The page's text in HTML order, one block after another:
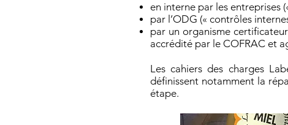
en interne par les entreprises
par l’ODG (« contrôles
par un organisme
accrédité par le COFRAC et
Les cahiers des charges
définissent notamment la
étape.